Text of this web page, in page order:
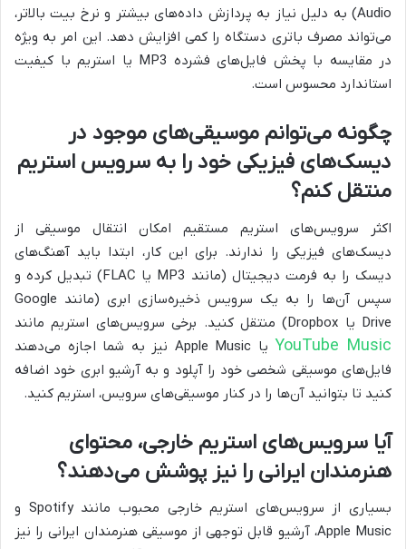
Audio) به دلیل نیاز به پردازش داده‌های بیشتر و نرخ بیت بالاتر،
می‌تواند مصرف باتری دستگاه را کمی افزایش دهد. این امر به ویژه
در مقایسه با پخش فایل‌های فشرده MP3 یا استریم با کیفیت
استاندارد محسوس است.
چگونه می‌توانم موسیقی‌های موجود در
دیسک‌های فیزیکی خود را به سرویس استریم
منتقل کنم؟
اکثر سرویس‌های استریم مستقیم امکان انتقال موسیقی از
دیسک‌های فیزیکی را ندارند. برای این کار، ابتدا باید آهنگ‌های
دیسک را به فرمت دیجیتال (مانند MP3 یا FLAC) تبدیل کرده و
سپس آن‌ها را به یک سرویس ذخیره‌سازی ابری (مانند Google
Drive یا Dropbox) منتقل کنید. برخی سرویس‌های استریم مانند
YouTube Music
یا Apple Music نیز به شما اجازه می‌دهند
فایل‌های موسیقی شخصی خود را آپلود و به آرشیو ابری خود اضافه
کنید تا بتوانید آن‌ها را در کنار موسیقی‌های سرویس، استریم کنید.
آیا سرویس‌های استریم خارجی، محتوای
هنرمندان ایرانی را نیز پوشش می‌دهند؟
بسیاری از سرویس‌های استریم خارجی محبوب مانند Spotify و
Apple Music، آرشیو قابل توجهی از موسیقی هنرمندان ایرانی را نیز